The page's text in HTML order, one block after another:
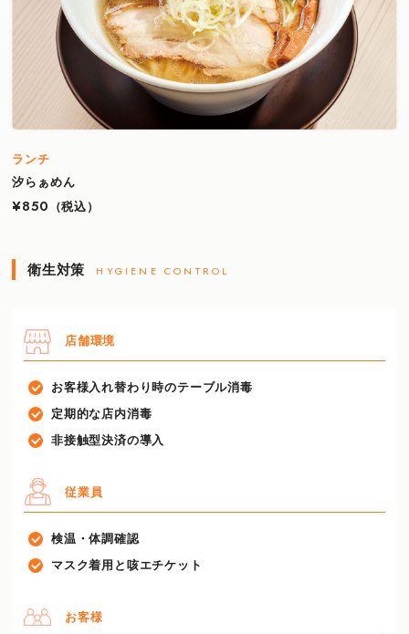
ランチ
汐らぁめん
¥850
（税込）
衛生対策 HYGIENE CONTROL
店舗環境
お客様入れ替わり時のテーブル消毒
定期的な店内消毒
非接触型決済の導入
従業員
検温・体調確認
マスク着用と咳エチケット
お客様